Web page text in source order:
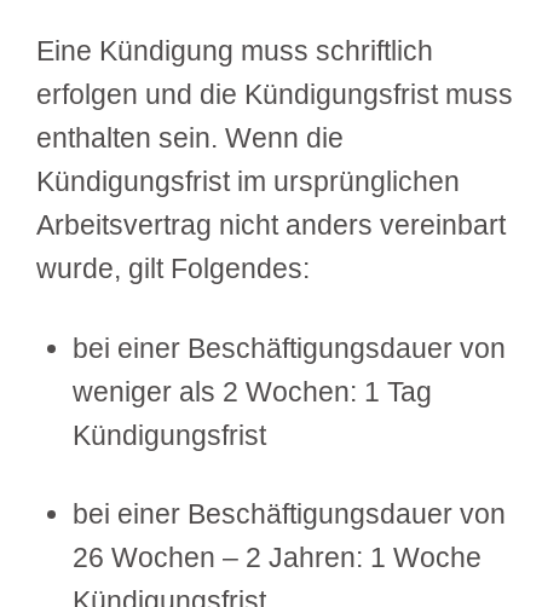
Eine Kündigung muss schriftlich
erfolgen und die Kündigungsfrist muss
enthalten sein. Wenn die
Kündigungsfrist im ursprünglichen
Arbeitsvertrag nicht anders vereinbart
wurde, gilt Folgendes:
bei einer Beschäftigungsdauer von
weniger als 2 Wochen: 1 Tag
Kündigungsfrist
bei einer Beschäftigungsdauer von
26 Wochen – 2 Jahren: 1 Woche